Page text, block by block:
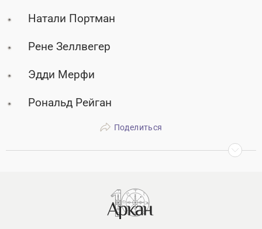
Натали Портман
Рене Зеллвегер
Эдди Мерфи
Рональд Рейган
Поделиться